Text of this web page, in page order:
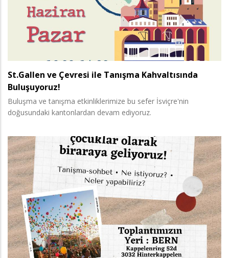
St.Gallen ve Çevresi ile Tanışma Kahvaltısında
Buluşuyoruz!
Buluşma ve tanışma etkinliklerimize bu sefer İsviçre'nin
doğusundaki kantonlardan devam ediyoruz.